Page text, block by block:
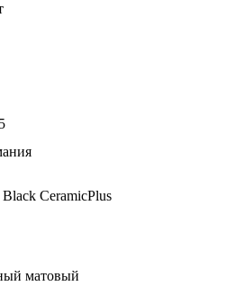
Black CeramicPlus
матовый